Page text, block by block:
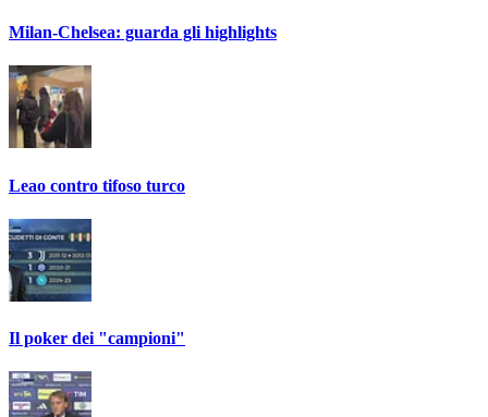
Milan-Chelsea: guarda gli highlights
Leao contro tifoso turco
Il poker dei "campioni"